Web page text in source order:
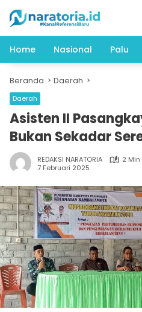
konten
Home
Nasional Palu
Beranda Daerah
Daerah
Asisten II
Bukan Sekadar
REDAKSI NARATORIA
2
7 Februari 2025